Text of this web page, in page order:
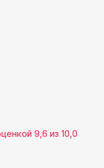
9,6 из 10,0